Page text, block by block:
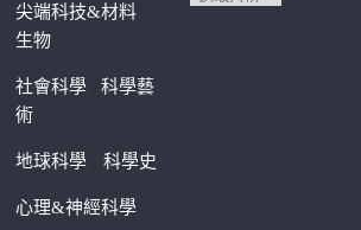
尖端科技&材料
生物
社會科學科學藝
術
地球科學 科學史
心理&神經科學